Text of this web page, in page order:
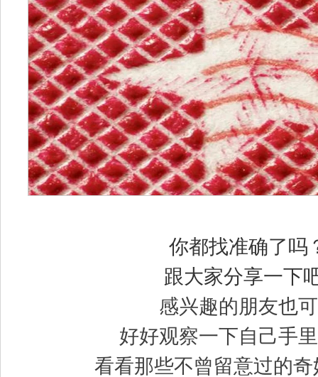
你都找准确了吗
跟大家分享一下
感兴趣的朋友也
好好观察一下自己手
看看那些不曾留意过的